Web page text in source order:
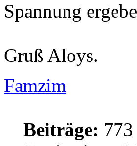
Spannung
Gruß Aloys.
Famzim
Beiträge: 773